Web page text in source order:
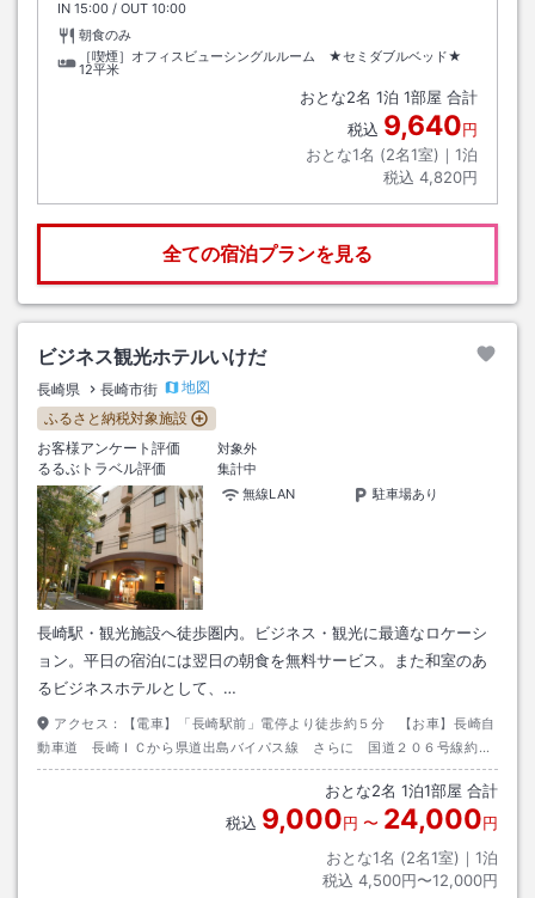
IN チェックイン
15:00 / OUT チェックアウト
10:00
朝食のみ
［喫煙］オフィスビューシングルルーム ★セミダブルベッド★
12平米
おとな2名 1泊 1部屋 合計
税込 9,640円
おとな1名 (2名1室)｜ 1泊
税込 4,820円
全ての宿泊プランを見る
ビジネス観光ホテルいけだ
長崎県 長崎市街
地図
ふるさと納税対象施設
お客様アンケート評価
対象外
るるぶトラベル評価
集計中
無線LAN
駐車場あり
長崎駅・観光施設へ徒歩圏内。ビジネス・観光に最適なロケーシ
ョン。平日の宿泊には翌日の朝食を無料サービス。また和室のあ
るビジネスホテルとして、…
アクセス：
【電車】「長崎駅前」電停より徒歩約５分 【お車】長崎自
動車道 長崎ＩＣから県道出島バイパス線 さらに 国道２０６号線約３
分 目標物 ／五島町電停
おとな2名 1泊1部屋 合計
税込 9,000円 〜 24,000円
おとな1名 (2名1室)｜ 1泊
税込 4,500円〜12,000円